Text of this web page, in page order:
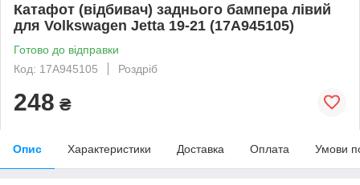
Катафот (відбивач) заднього бампера лівий
для Volkswagen Jetta 19-21 (17A945105)
Готово до відправки
Код: 17A945105
Роздріб
248 ₴
Опис Характеристики Доставка Оплата Умови